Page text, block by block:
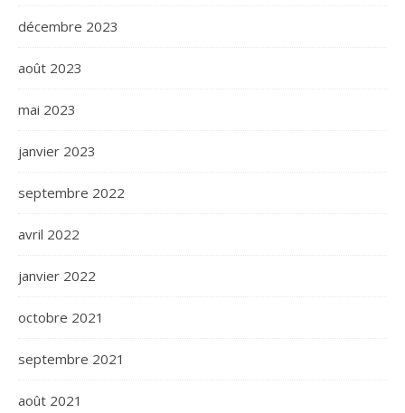
décembre 2023
août 2023
mai 2023
janvier 2023
septembre 2022
avril 2022
janvier 2022
octobre 2021
septembre 2021
août 2021